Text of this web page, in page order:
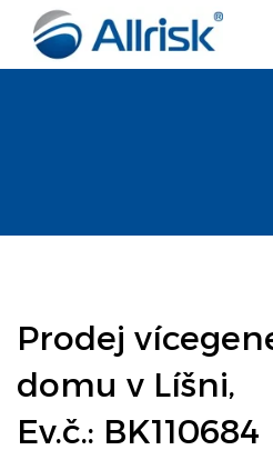
Prodej
domu v Líšni,
Ev.č.: BK110684